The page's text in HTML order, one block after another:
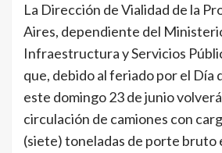
La Dirección de Vialidad de la
Aires, dependiente del
Infraestructura y Servicios
que, debido al feriado por el Día
este domingo 23 de junio
circulación de camiones con
(siete) toneladas de porte bruto